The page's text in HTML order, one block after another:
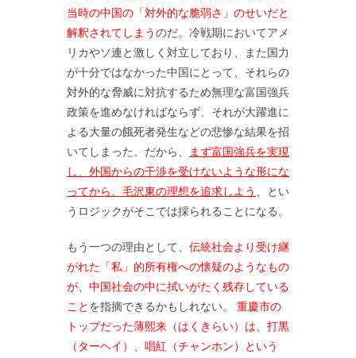
当時の中国の「対外的な脆弱さ」のせいだと
解釈されてしまうのだ。冷戦期においてアメ
リカやソ連と激しく対立しており、また国力
が十分ではなかった中国にとって、それらの
対外的な脅威に対抗するため無理な富国強兵
政策を進めなければならず、それが大躍進に
よる大量の餓死者発生などの悲惨な結果を招
いてしまった。だから、
まず富国強兵を実現
し、外国からの干渉を受けないような形にな
ってから、毛沢東の理想を追求しよう
、とい
うロジックがそこでは採られることになる。
もう一つの理由として、 伝統社会より受け継
がれた「私」的所有権への懐疑のようなもの
が、中国社会の中に拭いがたく残存している
こと を指摘できるかもしれない。 重慶市の
トップだった薄熙来（はくきらい）は、打黒
（ターヘイ）、唱紅（チャンホン）という